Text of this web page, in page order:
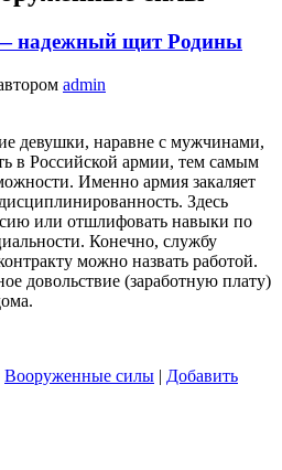
надежный щит Родины
admin
девушки, наравне с мужчинами,
в Российской армии, тем самым
Именно армия закаляет
Здесь
или отшлифовать навыки по
Конечно, службу
можно назвать работой.
довольствие (заработную плату)
Вооруженные силы | Добавить